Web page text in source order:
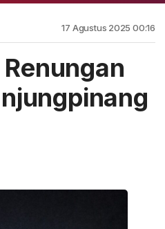
17 Agustus 2025 00:16